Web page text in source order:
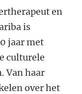
en
is
jaar met
culturele
Van haar
over het